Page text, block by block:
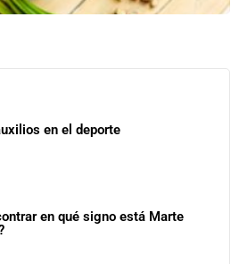
en el deporte
en qué signo está Marte